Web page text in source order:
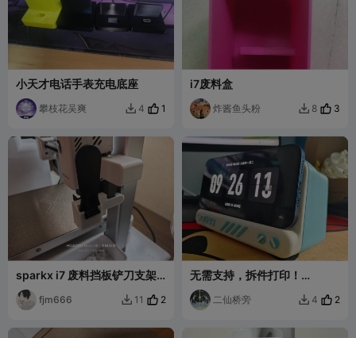
小天才电话手表充电底座
攀枝花吴爽  4 1
i7废料盒
炸酱鱼头粉  8 3
sparkx i7 废料挡板铲刀支架
二合一
fjm666  11 2
无需支持，拆件打印！
SPARKX复古手机支架~新手
必备。二仙桥旁  4 2